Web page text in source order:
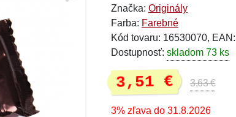
Značka: Originály
Farba: Farebné
Kód tovaru: 16530070,
Dostupnosť: skladom 73 ks
3,51 € 3,63 €
3% zľava do 31.8.2026